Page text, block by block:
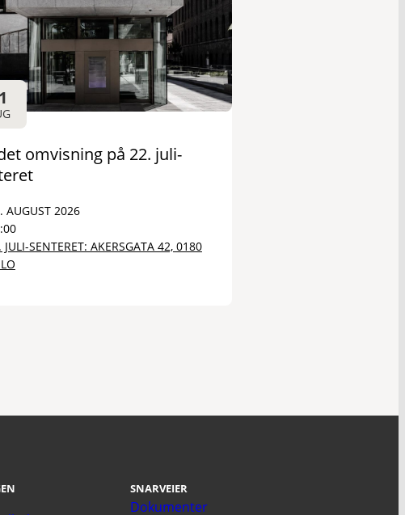
omvisning på 22. juli-
AUGUST 2026
JULI-SENTERET: AKERSGATA 42, 0180
SNARVEIER
Dokumenter